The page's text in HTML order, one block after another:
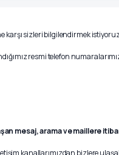
karşı sizleri bilgilendirmek
resmi telefon
mesaj, arama ve maillere
kanallarımızdan bizlere